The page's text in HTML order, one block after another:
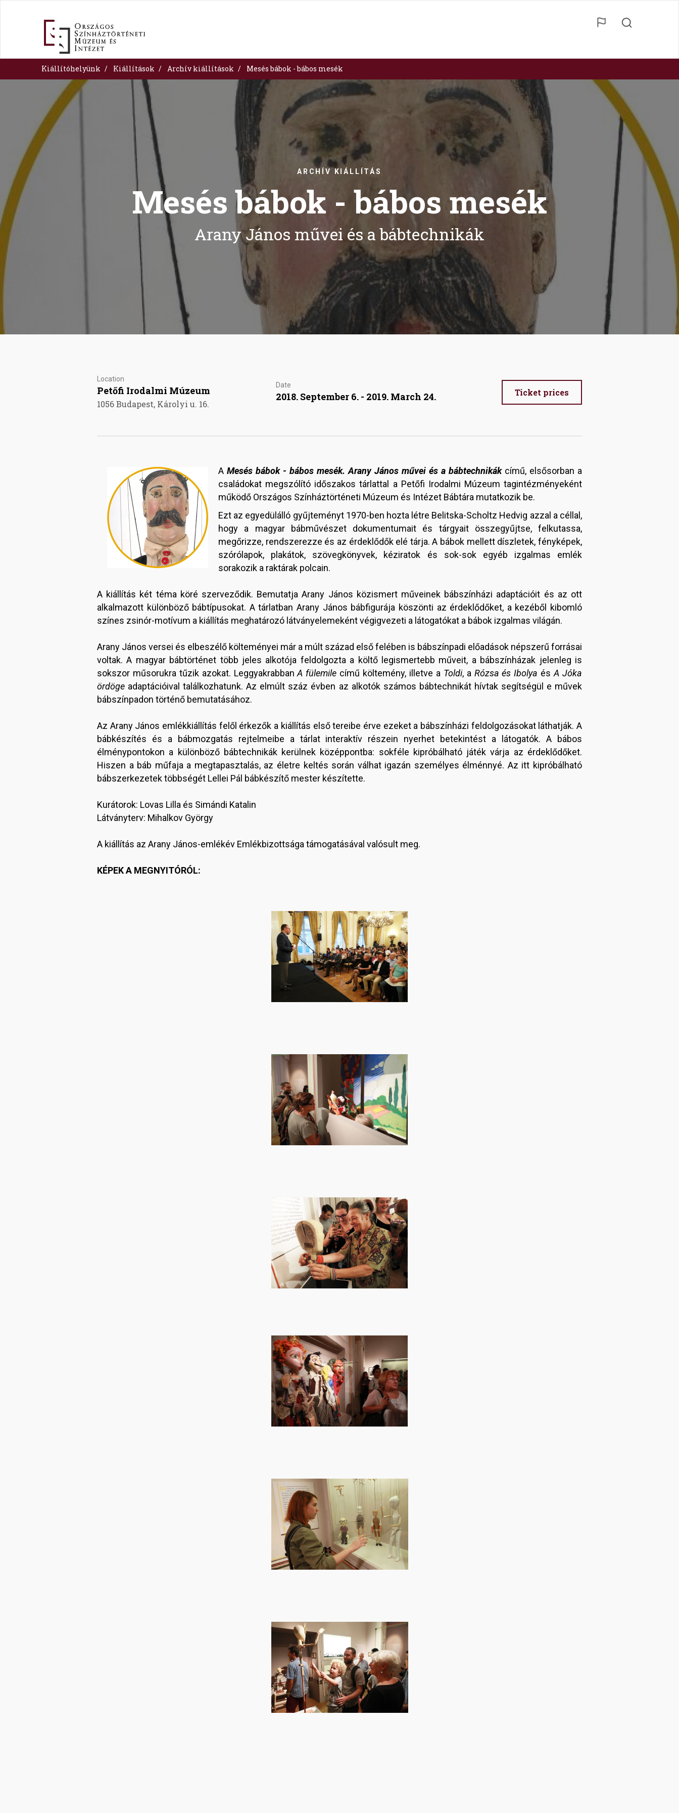
Kiállítóhelyünk Kiállítások Archív kiállítások Mesés bábok - bábos mesék
ARCHÍV KIÁLLÍTÁS
Mesés bábok - bábos mesék
Arany János művei és a bábtechnikák
Location
Petőfi Irodalmi Múzeum
1056 Budapest, Károlyi u. 16.
Date
2018. September 6. - 2019. March 24. Ticket prices
A Mesés bábok - bábos mesék. Arany János művei és a bábtechnikákcímű, elsősorban a
családokat megszólító időszakos tárlattal a Petőfi Irodalmi Múzeum tagintézményeként
működő Országos Színháztörténeti Múzeum és Intézet Bábtára mutatkozik be.
Ezt az egyedülálló gyűjteményt 1970-ben hozta létre Belitska-Scholtz Hedvig azzal a céllal,
hogy a magyar bábművészet dokumentumait és tárgyait összegyűjtse, felkutassa,
megőrizze, rendszerezze és az érdeklődők elé tárja. A bábok mellett díszletek, fényképek,
szórólapok, plakátok, szövegkönyvek, kéziratok és sok-sok egyéb izgalmas emlék
sorakozik a raktárak polcain.
A kiállítás két téma köré szerveződik. Bemutatja Arany János közismert műveinek bábszínházi adaptációit és az ott
alkalmazott különböző bábtípusokat. A tárlatban Arany János bábfigurája köszönti az érdeklődőket, a kezéből kibomló
színes zsinór-motívum a kiállítás meghatározó látványelemeként végigvezeti a látogatókat a bábok izgalmas világán.
Arany János versei és elbeszélő költeményei már a múlt század első felében is bábszínpadi előadások népszerű forrásai
voltak. A magyar bábtörténet több jeles alkotója feldolgozta a költő legismertebb műveit, a bábszínházak jelenleg is
sokszor műsorukra tűzik azokat. LeggyakrabbanA fülemile című költemény, illetve a Toldi, a Rózsa és Ibolya ésA Jóka
ördöge adaptációival találkozhatunk. Az elmúlt száz évben az alkotók számos bábtechnikát hívtak segítségül e művek
bábszínpadon történő bemutatásához.
Az Arany János emlékkiállítás felől érkezők a kiállítás első tereibe érve ezeket a bábszínházi feldolgozásokat láthatják. A
bábkészítés és a bábmozgatás rejtelmeibe a tárlat interaktív részein nyerhet betekintést a látogatók. A bábos
élménypontokon a különböző bábtechnikák kerülnek középpontba: sokféle kipróbálható játék várja az érdeklődőket.
Hiszen a báb műfaja a megtapasztalás, az életre keltés során válhat igazán személyes élménnyé. Az itt kipróbálható
bábszerkezetek többségét Lellei Pál bábkészítő mester készítette.
Kurátorok: Lovas Lilla és Simándi Katalin
Látványterv: Mihalkov György
A kiállítás az Arany János-emlékév Emlékbizottsága támogatásával valósult meg.
KÉPEK A MEGNYITÓRÓL: